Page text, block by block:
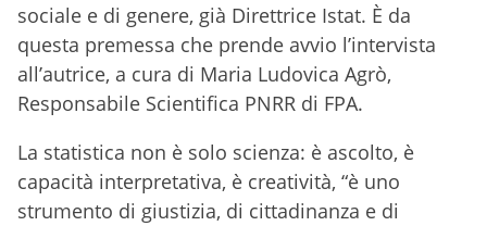
sociale e di genere, già Direttrice Istat. È da
questa premessa che prende avvio l’intervista
all’autrice, a cura di Maria Ludovica Agrò,
Responsabile Scientifica PNRR di FPA.
La statistica non è solo scienza: è ascolto, è
capacità interpretativa, è creatività, “è uno
strumento di giustizia, di cittadinanza e di